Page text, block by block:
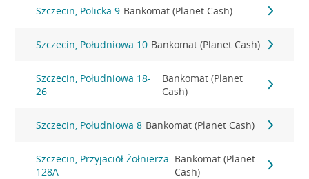
Szczecin, Policka 9 Bankomat (Planet Cash)
Szczecin, Południowa 10 Bankomat (Planet Cash)
Szczecin, Południowa 18-
26
Bankomat (Planet
Cash)
Szczecin, Południowa 8 Bankomat (Planet Cash)
Szczecin, Przyjaciół Żołnierza
128A
Bankomat (Planet
Cash)